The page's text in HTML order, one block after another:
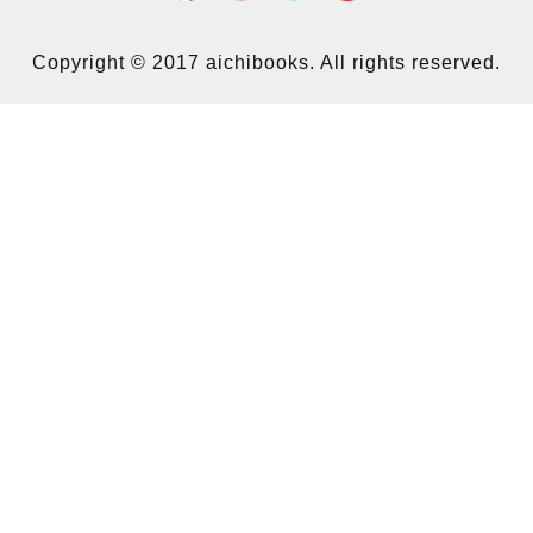
Copyright © 2017 aichibooks. All rights reserved.